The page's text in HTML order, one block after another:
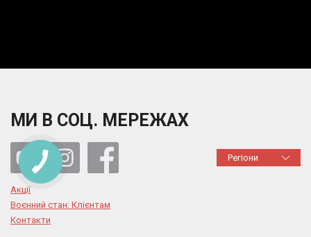
МИ В СОЦ. МЕРЕЖАХ
Регіони
Акції
Воєнний стан: Клієнтам
Контакти